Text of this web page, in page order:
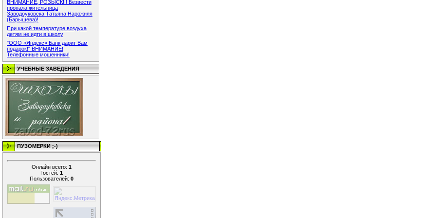
ВНИМАНИЕ, РОЗЫСК!!! Безвести
пропала жительница
Заводоуковска Татьяна Нарожняя
(Барышева)!
При какой температуре воздуха
детям не идти в школу
"ООО «Яндекс» Банк дарит Вам
подарок!" ВНИМАНИЕ!
Телефонные мошенники!
УЧЕБНЫЕ ЗАВЕДЕНИЯ
ПУЗОМЕРКИ ;-)
Онлайн всего: 1
Гостей: 1
Пользователей: 0